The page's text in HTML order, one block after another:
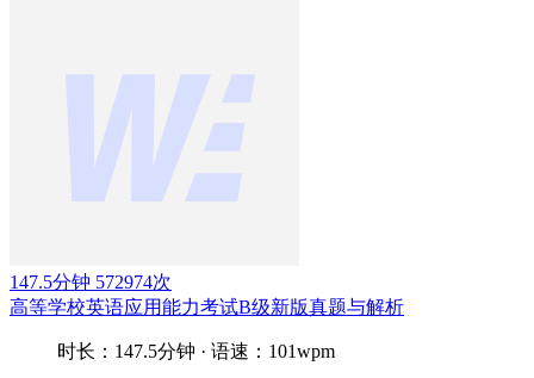
147.5分钟 572974次
高等学校英语应用能力考试B级新版真题与解析
时长：147.5分钟 · 语速：101wpm